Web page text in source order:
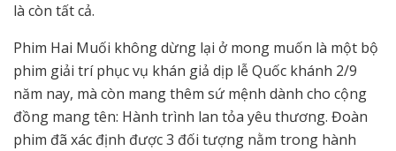
là còn tất cả.
Phim Hai Muối không dừng lại ở mong muốn là một bộ
phim giải trí phục vụ khán giả dịp lễ Quốc khánh 2/9
năm nay, mà còn mang thêm sứ mệnh dành cho cộng
đồng mang tên: Hành trình lan tỏa yêu thương. Đoàn
phim đã xác định được 3 đối tượng nằm trong hành